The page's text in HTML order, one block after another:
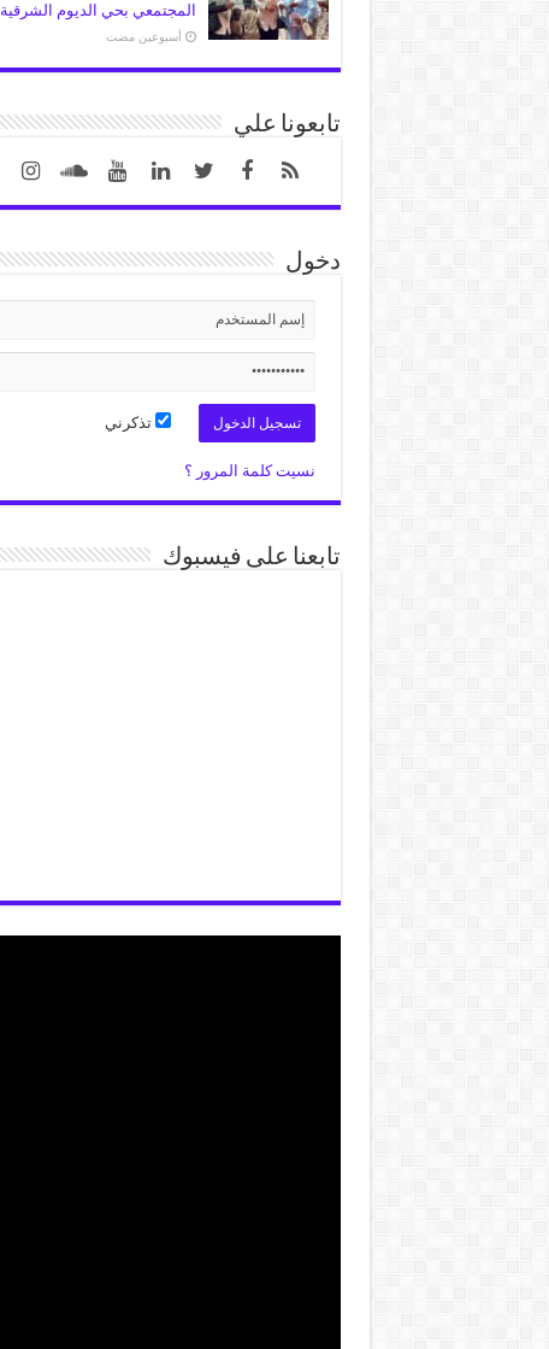
المجتمعي بحي الديوم الشرقية
‏أسبوعين مضت
تابعونا علي
دخول
تذكرني
نسيت كلمة المرور ؟
تابعنا على فيسبوك